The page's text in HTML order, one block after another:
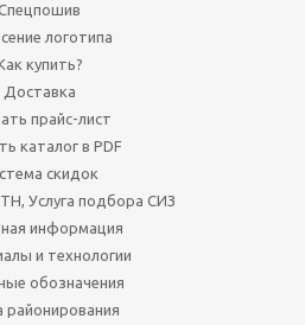
логотипа
купить?
Доставка
прайс-лист
каталог в PDF
скидок
Услуга подбора СИЗ
информация
и технологии
обозначения
районирования